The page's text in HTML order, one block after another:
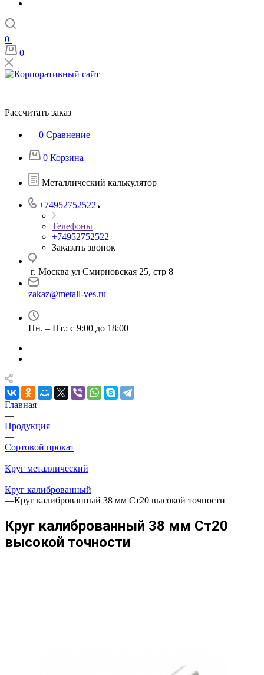
0
0
Рассчитать заказ
0 Сравнение
0 Корзина
Металлический калькулятор
+74952752522
Телефоны
+74952752522
Заказать звонок
г. Москва ул Смирновская 25, стр 8
zakaz@metall-ves.ru
Пн. – Пт.: с 9:00 до 18:00
Главная
—
Продукция
—
Сортовой прокат
—
Круг металлический
—
Круг калиброванный
—Круг калиброванный 38 мм Ст20 высокой точности
Круг калиброванный 38 мм Ст20
высокой точности